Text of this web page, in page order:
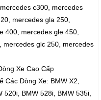
c300, mercedes
mercedes gla 250,
400, mercedes gle 450,
mercedes glc 250, mercedes
Xe Cao Cấp
Dòng Xe: BMW X2,
520i, BMW 528i, BMW 535i,